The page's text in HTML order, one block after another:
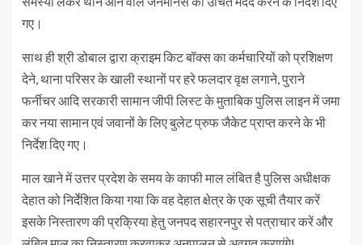
गए।
साथ ही श्री डोबाल द्वारा क्राइम किट बॉक्स का कर्मचारियों को प्रशिक्षण
देने, थाना परिसर के खाली स्थानों पर हरे फलदार वृक्ष लगाने, पुराने
फर्नीचर आदि सरकारी सामान जीपी लिस्ट के मुताबिक पुलिस लाइन में जमा
कर नया सामान एवं जवानों के लिए बुलेट प्रुफ जैकेट प्राप्त करने के भी
निर्देश दिए गए।
माल खाने में उत्तर प्रदेश के समय के काफी माल लंबित है पुलिस अधीक्षक
देहात को निर्देशित किया गया कि वह देहात क्षेत्र के एक सूची तैयार करें
इसके निस्तारण की प्रक्रिया हेतु जनपद सहारनपुर से पत्राचार करें और